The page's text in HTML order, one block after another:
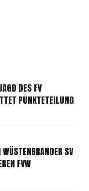
DES FV
PUNKTETEILUNG
SV
FVW